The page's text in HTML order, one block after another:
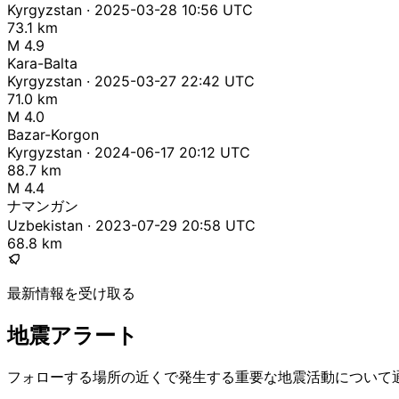
Kyrgyzstan · 2025-03-28 10:56 UTC
73.1 km
M 4.9
Kara-Balta
Kyrgyzstan · 2025-03-27 22:42 UTC
71.0 km
M 4.0
Bazar-Korgon
Kyrgyzstan · 2024-06-17 20:12 UTC
88.7 km
M 4.4
ナマンガン
Uzbekistan · 2023-07-29 20:58 UTC
68.8 km
最新情報を受け取る
地震アラート
フォローする場所の近くで発生する重要な地震活動について